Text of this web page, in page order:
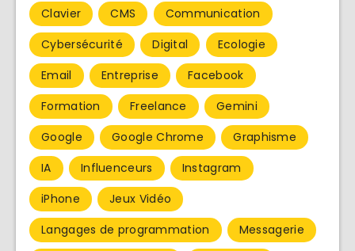
Clavier
CMS
Communication
Cybersécurité
Digital
Ecologie
Email
Entreprise
Facebook
Formation
Freelance
Gemini
Google
Google Chrome
Graphisme
IA
Influenceurs
Instagram
iPhone
Jeux Vidéo
Langages de programmation
Messagerie